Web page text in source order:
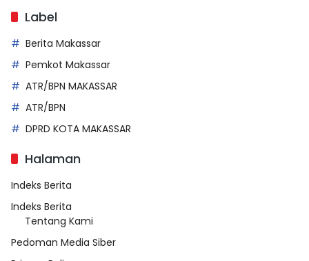
Label
Berita Makassar
Pemkot Makassar
ATR/BPN MAKASSAR
ATR/BPN
DPRD KOTA MAKASSAR
Halaman
Indeks Berita
Indeks Berita
Tentang Kami
Pedoman Media Siber